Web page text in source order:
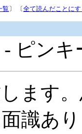
覧 〕 〔全て読んだことに
- ピン
ます
識あ